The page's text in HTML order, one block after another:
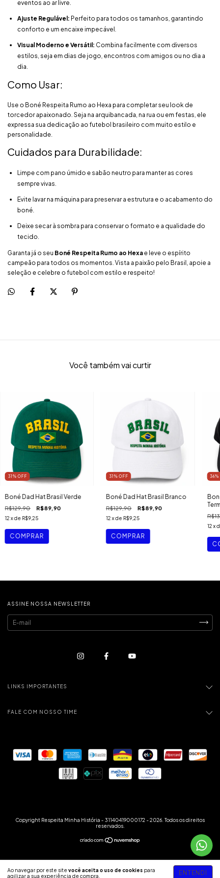
Ao navegar por este site você aceita o uso de cookies para
agilizar a sua experiência de compra.
ENTENDI
eventos ao ar livre.
Ajuste Regulável: Perfeito para todos os tamanhos, garantindo
conforto e um encaixe impecável.
Visual Moderno e Versátil: Combina facilmente com diversos
estilos, seja em dias de jogo, encontros com amigos ou no dia a
dia.
Como Usar:
Use o Boné Respeita Rumo ao Hexa para completar seu look de
torcedor apaixonado. Seja na arquibancada, na rua ou em festas, ele
expressa sua dedicação ao futebol brasileiro com muito estilo e
personalidade.
Cuidados para Durabilidade:
Limpe com pano úmido e sabão neutro para manter as cores
sempre vivas.
Evite lavar na máquina para preservar a estrutura e o acabamento do
boné.
Deixe secar à sombra para conservar o formato e a qualidade do
tecido.
Garanta já o seu Boné Respeita Rumo ao Hexa e leve o espírito
campeão para todos os momentos. Vista a paixão pelo Brasil, apoie a
seleção e celebre o futebol com estilo e respeito!
Você também vai curtir
31 % OFF
Boné Dad Hat Brasil Verde
R$129,90 R$89,90
12 x de R$9,25
31 % OFF
Boné Dad Hat Brasil Branco
R$129,90 R$89,90
12 x de R$9,25
36%
12 x
ASSINE NOSSA NEWSLETTER
LINKS IMPORTANTES
FALE COM NOSSO TIME
Copyright Respeita Minha História - 31140419000172 - 2026. Todos os direitos
reservados.